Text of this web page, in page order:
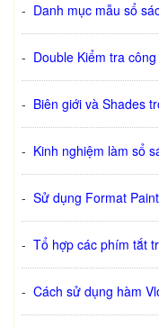
- Danh mục mẫu sổ
- Double Kiểm tra
- Biên giới và Shades
- Kinh nghiệm làm sổ
- Sử dụng Format
- Tổ hợp các phím tắt
- Cách sử dụng hàm